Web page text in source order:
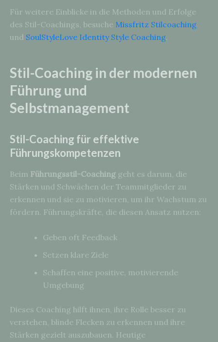
Für weitere Einblicke in die Methoden und Erfolge
des Stil-Coachings, besuche Missfritz Stilcoaching
und SoulStyleLove Identity Style Coaching.
Stil-Coaching in der modernen
Führung und
Selbstmanagement
Stil-Coaching für effektive
Führungskompetenzen
Beim Führungsstil-Coaching geht es darum, die
Stärken und Schwächen der Teammitglieder zu
erkennen und sie zu motivieren, um ihr Wachstum zu
fördern. Führungskräfte, die diesen Ansatz nutzen:
Geben oft Feedback
Setzen klare Ziele
Schaffen eine positive, motivierende
Umgebung
Dieses Coaching hilft ihnen, ihre Rolle besser zu
verstehen, blinde Flecken zu erkennen und ihre
Stärken gezielt auszubauen. Heutige